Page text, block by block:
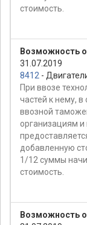
стоимость.
Возможность
31.07.2019
8412 -
При ввозе
частей к нему,
ввозной
организациям
добавленную
1/12 суммы
стоимость.
Возможность